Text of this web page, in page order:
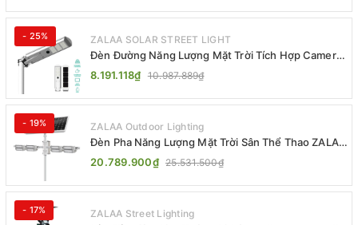
- 25% ZALAA SOLAR STREET LIGHT
Đèn Đường Năng Lượng Mặt Trời Tích Hợp Camera
ZALAA ZL-BJ04-CCTV (80W, IP65)
8.191.118₫ 10.987.889₫
- 19% ZALAA Outdoor Lighting
Đèn Pha Năng Lượng Mặt Trời Sân Thể Thao ZALAA
Jsc Chống Nước IP65 Cao Cấp
20.789.900₫ 25.531.500₫
- 17% ZALAA Street Lighting